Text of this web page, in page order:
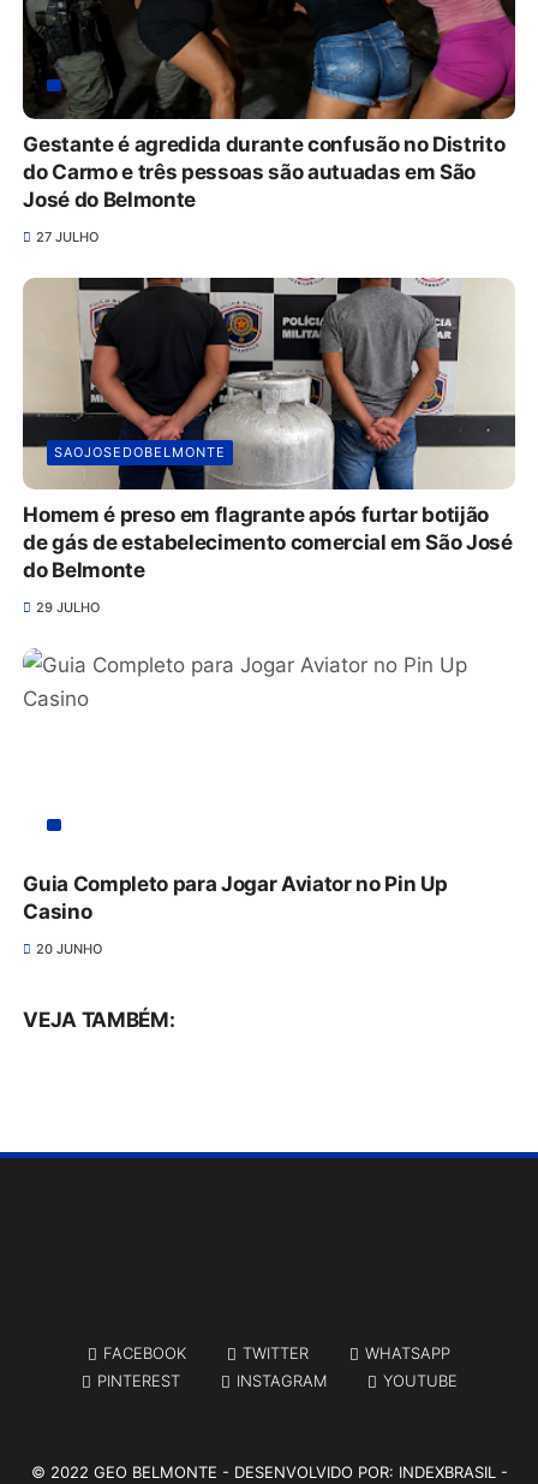
Gestante é agredida durante confusão no Distrito
do Carmo e três pessoas são autuadas em São
José do Belmonte
27 JULHO
SAOJOSEDOBELMONTE
Homem é preso em flagrante após furtar botijão
de gás de estabelecimento comercial em São José
do Belmonte
29 JULHO
Guia Completo para Jogar Aviator no Pin Up
Casino
20 JUNHO
VEJA TAMBÉM:
FACEBOOK TWITTER
WHATSAPP
PINTEREST
INSTAGRAM YOUTUBE
© 2022 GEO BELMONTE - DESENVOLVIDO POR: INDEXBRASIL -